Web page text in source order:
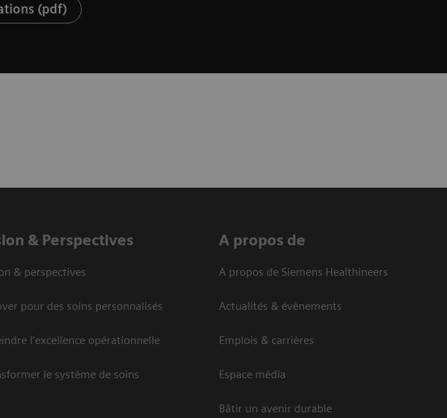
(pdf)
​& Perspectives
& perspectives
pour des soins personnalisés
l’excellence opérationnelle
le système de soins
A propos de
A propos de Siemens Healthineers
Actualités & évènements
Emplois & carrières
Espace média
Bâtir un avenir durable